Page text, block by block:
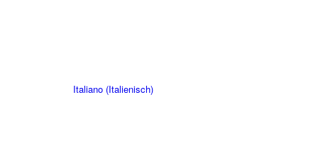
Italiano(Italienisch)